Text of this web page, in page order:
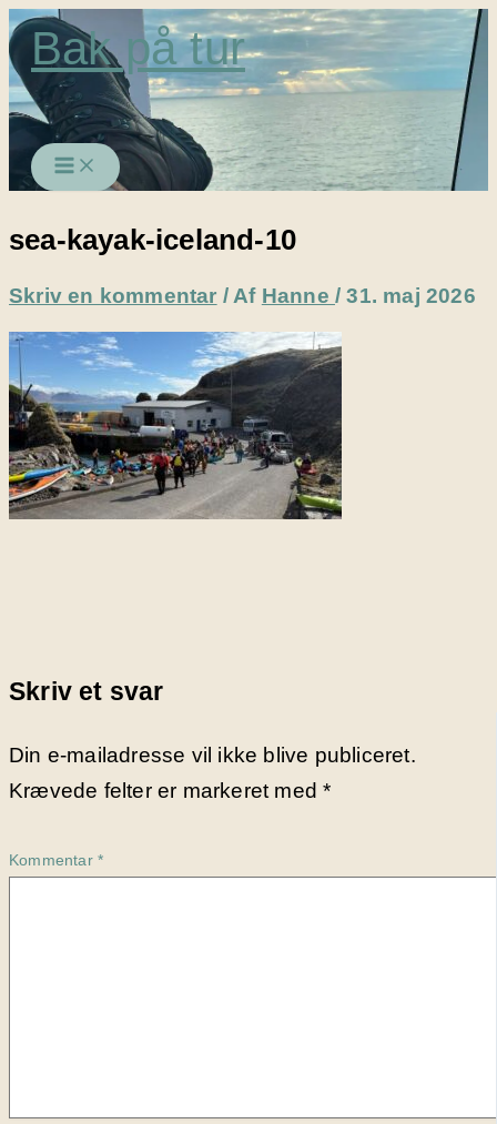
Gå
til
indholdet
Bak på tur
sea-kayak-iceland-10
Skriv en kommentar / Af Hanne/31. maj 2026
Skriv et svar
Din e-mailadresse vil ikke blive publiceret.
Krævede felter er markeret med*
Kommentar *